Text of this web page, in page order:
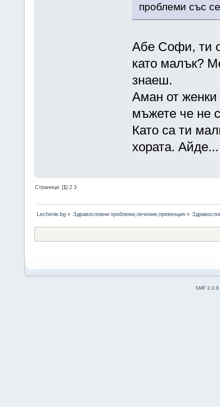
проблеми със
Абе Софи, ти
като малък?
знаеш.
Аман от
мъжете че не
Като са ти
хората. Айде...
Страници: [1]2 3
Lechenie.bg » Здравословни проблеми,лечение,превенция»
SMF 2.0.8